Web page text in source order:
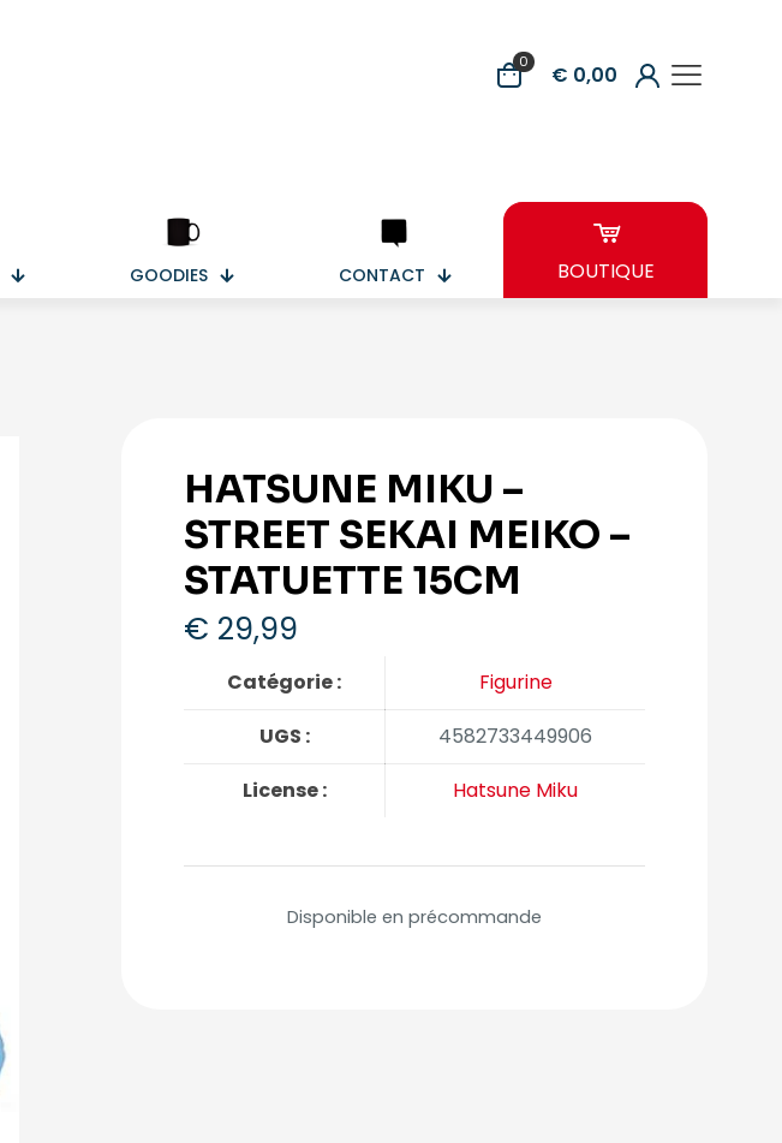
0 € 0,00
GOODIES CONTACT BOUTIQUE
HATSUNE MIKU –
STREET SEKAI MEIKO –
STATUETTE 15CM
€ 29,99
Catégorie :
Figurine
UGS :
4582733449906
License :
Hatsune Miku
Disponible en précommande